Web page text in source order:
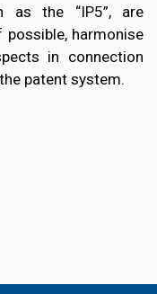
as the “IP5”, are
harmonise
in connection
patent system.